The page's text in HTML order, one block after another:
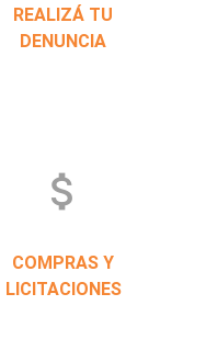
REALIZÁ TU
DENUNCIA
attach_money
COMPRAS Y
LICITACIONES